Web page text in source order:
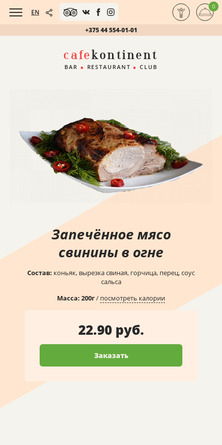
EN
+375 44 554-01-01
0
cafekontinent
BAR ● RESTAURANT ● CLUB
Запечённое мясо
свинины в огне
Состав: коньяк, вырезка свиная, горчица, перец, соус
сальса
Масса: 200г/ посмотреть калории
22.90 руб.
Заказать